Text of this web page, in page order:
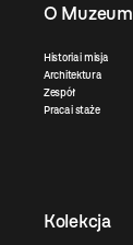
O Muzeum
Historia i misja
Architektura
Zespół
Praca i staże
Kolekcja